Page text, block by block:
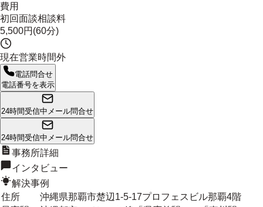
費用
初回面談相談料
5,500円(60分)
現在営業時間外
電話問合せ
電話番号を表示
24時間受信中 メール問合せ
24時間受信中 メール問合せ
事務所詳細
インタビュー
解決事例
住所
沖縄県那覇市楚辺1-5-17プロフェスビル那覇4階